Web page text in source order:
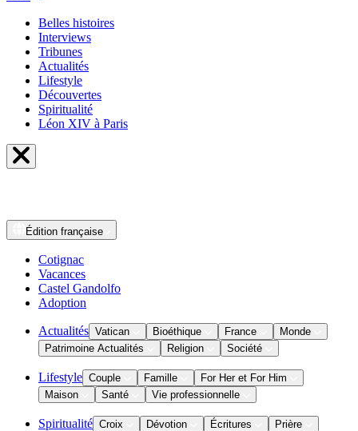
Belles histoires
Interviews
Tribunes
Actualités
Lifestyle
Découvertes
Spiritualité
Léon XIV à Paris
Édition française
Cotignac
Vacances
Castel Gandolfo
Adoption
Actualités Vatican Bioéthique France
Monde
Patrimoine Actualités
Religion Société
Lifestyle Couple Famille
For Her et For Him
Maison
Santé Vie professionnelle
Spiritualité Croix Dévotion Écritures
Prière